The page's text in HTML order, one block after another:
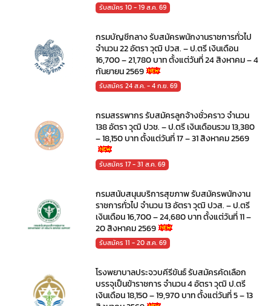
รับสมัคร 10 - 19 ส.ค. 69
กรมบัญชีกลาง รับสมัครพนักงานราชการทั่วไป
จำนวน 22 อัตรา วุฒิ ปวส. – ป.ตรี เงินเดือน
16,700 – 21,780 บาท ตั้งแต่วันที่ 24 สิงหาคม – 4
กันยายน 2569
รับสมัคร 24 ส.ค. - 4 ก.ย. 69
กรมสรรพากร รับสมัครลูกจ้างชั่วคราว จำนวน
138 อัตรา วุฒิ ปวช. – ป.ตรี เงินเดือนรวม 13,380
– 18,150 บาท ตั้งแต่วันที่ 17 – 31 สิงหาคม 2569
รับสมัคร 17 - 31 ส.ค. 69
กรมสนับสนุนบริการสุขภาพ รับสมัครพนักงาน
ราชการทั่วไป จำนวน 13 อัตรา วุฒิ ปวส. – ป.ตรี
เงินเดือน 16,700 – 24,680 บาท ตั้งแต่วันที่ 11 –
20 สิงหาคม 2569
รับสมัคร 11 - 20 ส.ค. 69
โรงพยาบาลประจวบคีรีขันธ์ รับสมัครคัดเลือก
บรรจุเป็นข้าราชการ จำนวน 4 อัตรา วุฒิ ป.ตรี
เงินเดือน 18,150 – 19,970 บาท ตั้งแต่วันที่ 5 – 13